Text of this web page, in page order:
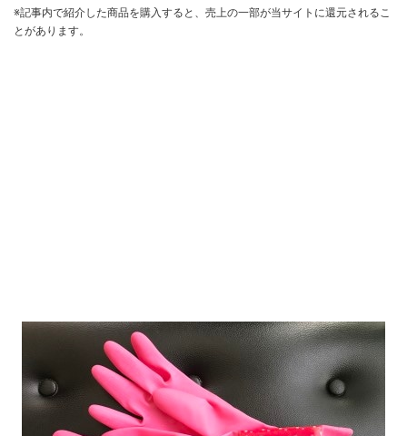
※記事内で紹介した商品を購入すると、売上の一部が当サイトに還元されるこ
とがあります。